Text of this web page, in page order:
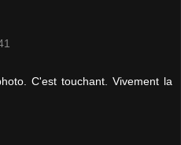
C'est touchant. Vivement la